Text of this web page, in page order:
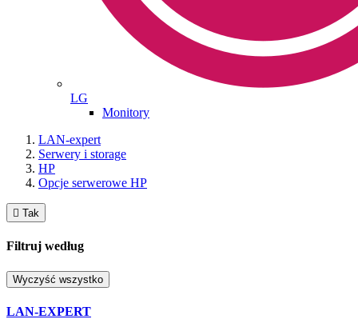
LG
Monitory
LAN-expert
Serwery i storage
HP
Opcje serwerowe HP
 Tak
Filtruj według
Wyczyść wszystko
LAN-EXPERT